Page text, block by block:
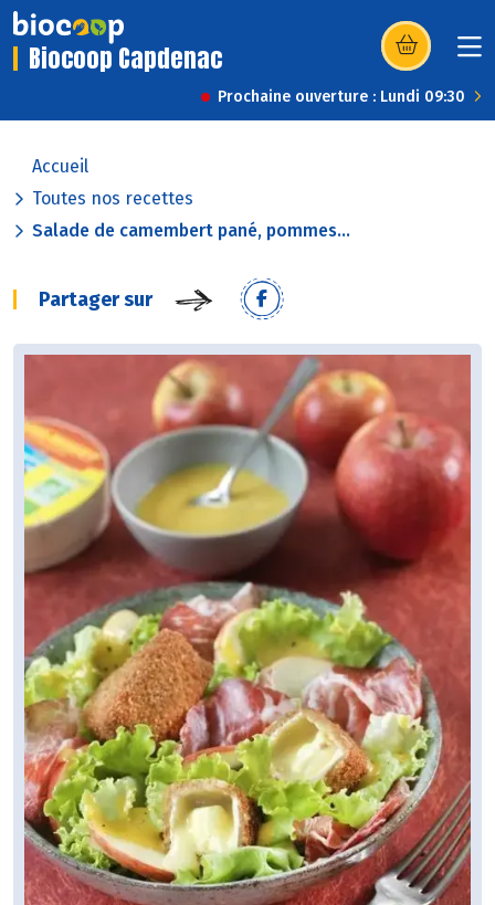
Biocoop Capdenac (s’ouvre dans
Prochaine ouverture : Lundi 09:30
Accueil
Toutes nos recettes
Salade de camembert pané, pommes...
Partager sur